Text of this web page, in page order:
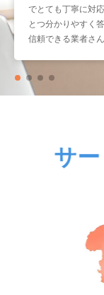
でとても丁寧に対
とつ分かりやすく
信頼できる業者さ
ズで助かりました
で、仕上がりも大
と思いました。
サ